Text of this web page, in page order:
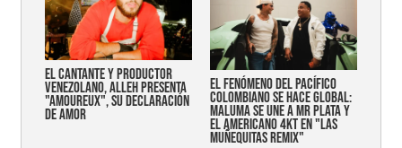
EL CANTANTE Y PRODUCTOR
VENEZOLANO, ALLEH PRESENTA
"AMOUREUX", SU DECLARACIÓN
DE AMOR
EL FENÓMENO DEL PACÍFICO
COLOMBIANO SE HACE GLOBAL:
MALUMA SE UNE A MR PLATA Y
EL AMERICANO 4KT EN "LAS
MUÑEQUITAS REMIX"